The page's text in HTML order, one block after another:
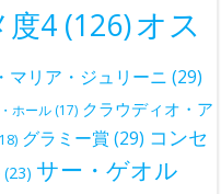
度4 (126)オス
マリア・ジュリーニ (29)
ホール (17) クラウディオ・ア
グラミー賞 (29) コンセ
(23) サー・ゲオル